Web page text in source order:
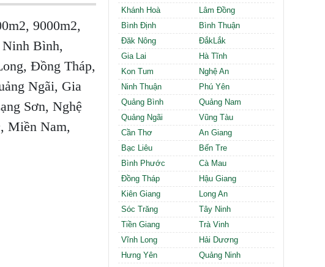
9000m2,
Ninh Bình,
Đồng Tháp,
Ngãi, Gia
Sơn, Nghệ
Miền Nam,
Khánh Hoà
Lâm Đồng
Bình Định
Bình Thuận
Đăk Nông
ĐắkLắk
Gia Lai
Hà Tĩnh
Kon Tum
Nghệ An
Ninh Thuận
Phú Yên
Quảng Bình
Quảng Nam
Quảng Ngãi
Vũng Tàu
Cần Thơ
An Giang
Bạc Liêu
Bến Tre
Bình Phước
Cà Mau
Đồng Tháp
Hậu Giang
Kiên Giang
Long An
Sóc Trăng
Tây Ninh
Tiền Giang
Trà Vinh
Vĩnh Long
Hải Dương
Hưng Yên
Quảng Ninh